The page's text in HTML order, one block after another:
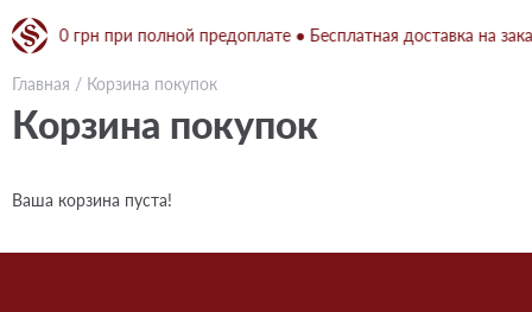
1500 грн при полной предоплате ● Бесплатная доставка на
Главная / Корзина покупок
Корзина покупок
Ваша корзина пуста!